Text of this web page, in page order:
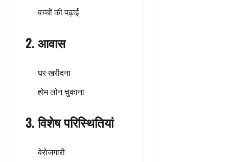
बच्चों की पढ़ाई
2. आवास
घर खरीदना
होम लोन चुकाना
3. विशेष परिस्थितियां
बेरोजगारी